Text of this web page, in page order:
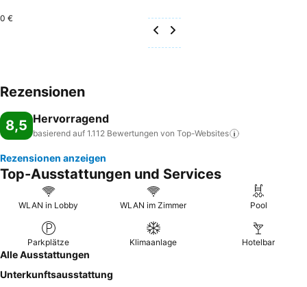
0 €
Rezensionen
8,5 Hervorragend
basierend auf 1.112 Bewertungen von Top-Websites
Rezensionen anzeigen
Top-Ausstattungen und Services
WLAN in Lobby WLAN im Zimmer Pool
Parkplätze Klimaanlage Hotelbar
Alle Ausstattungen
Unterkunftsausstattung